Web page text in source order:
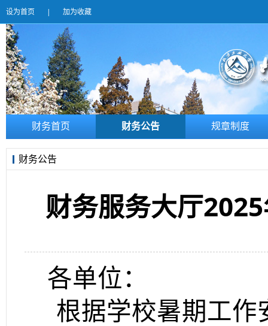
设为首页 | 加为收藏
财务首页 财务公告 规章制度
财务公告
财务服务大厅
各单位：
根据学校暑期工作